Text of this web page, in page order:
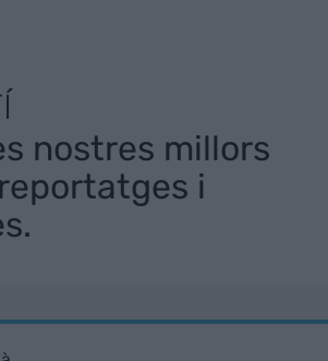
nostres millors
i